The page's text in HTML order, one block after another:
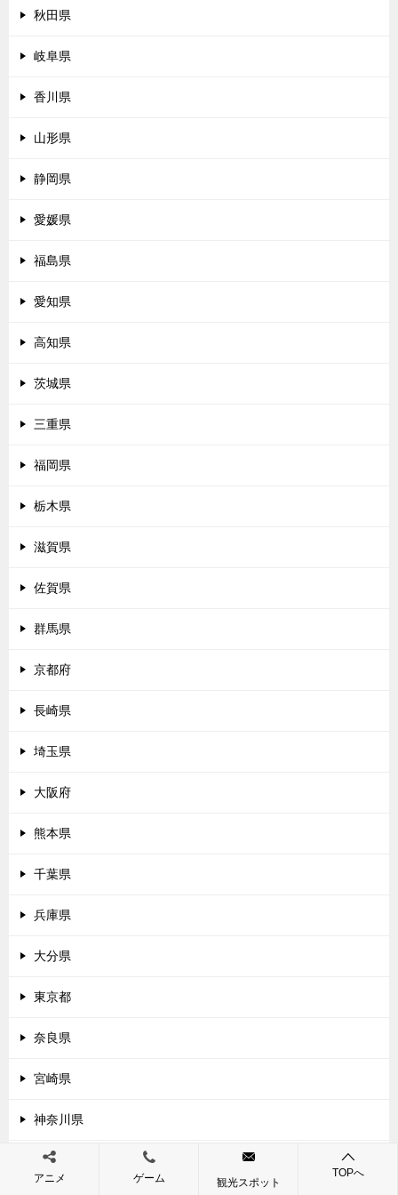
秋田県
岐阜県
香川県
山形県
静岡県
愛媛県
福島県
愛知県
高知県
茨城県
三重県
福岡県
栃木県
滋賀県
佐賀県
群馬県
京都府
長崎県
埼玉県
大阪府
熊本県
千葉県
兵庫県
大分県
東京都
奈良県
宮崎県
神奈川県
和歌山県
アニメ ゲーム 観光スポット
TOPへ